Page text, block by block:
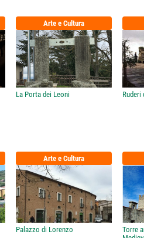
Arte e Cultura
La Porta dei Leoni Ruderi
Arte e Cultura
Palazzo di Lorenzo
Torre